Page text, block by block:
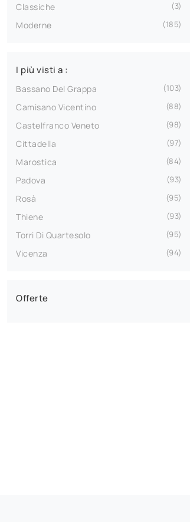
Classiche 3
Moderne 185
I più visti a :
Bassano Del Grappa 103
Camisano Vicentino 88
Castelfranco Veneto 98
Cittadella 97
Marostica 84
Padova 93
Rosà 95
Thiene 93
Torri Di Quartesolo 95
Vicenza 94
Offerte